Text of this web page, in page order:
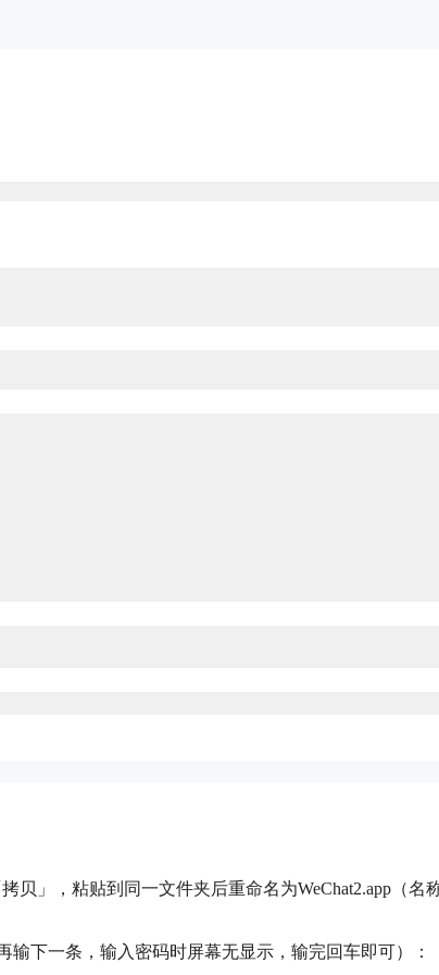
贝」，粘贴到同一文件夹后重命名为WeChat2.app（名
下一条，输入密码时屏幕无显示，输完回车即可）：